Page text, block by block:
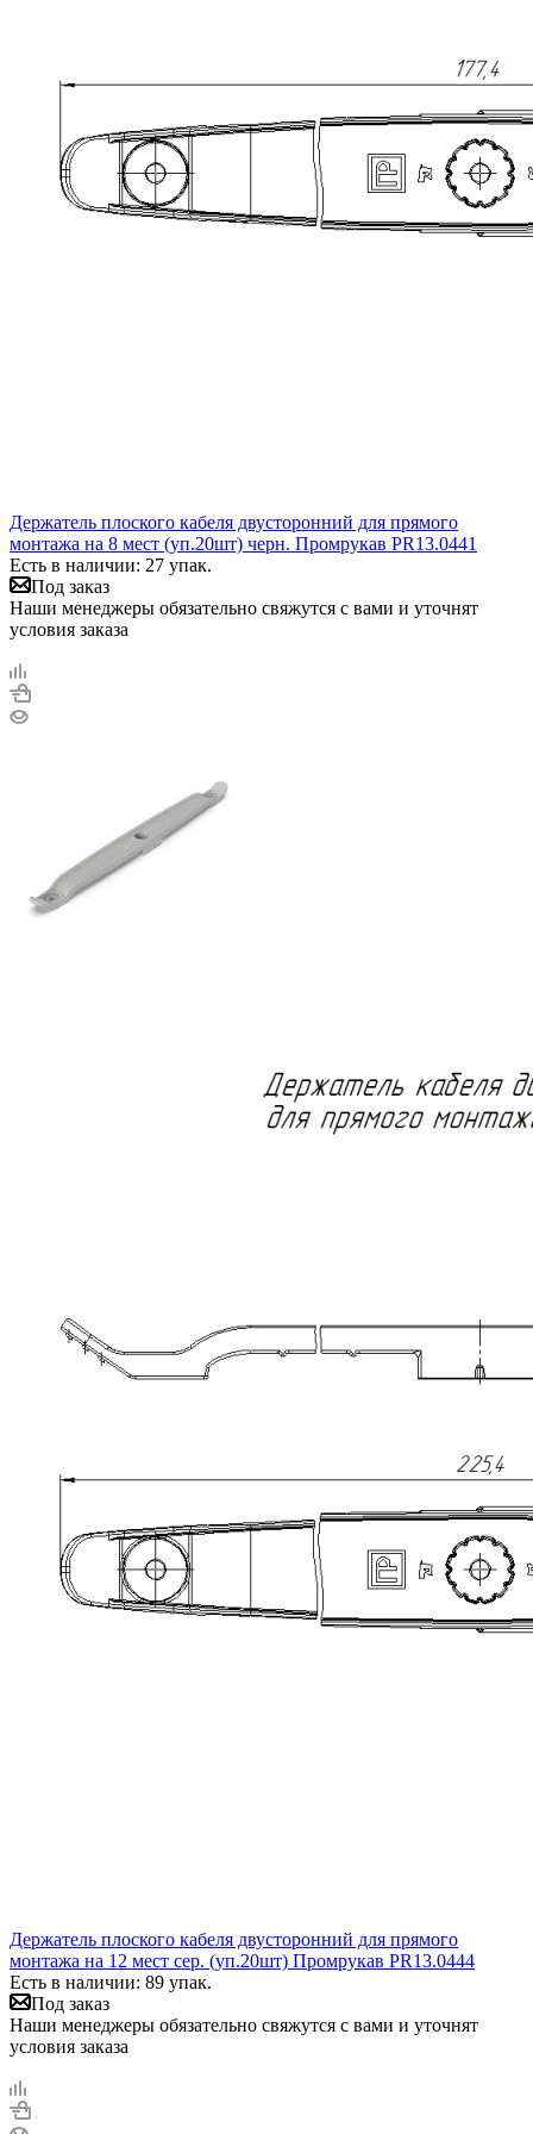
Держатель плоского кабеля двусторонний для прямого
монтажа на 8 мест (уп.20шт) черн. Промрукав PR13.0441
Есть в наличии: 27 упак.
Под заказ
Наши менеджеры обязательно свяжутся с вами и уточнят
условия заказа
Держатель плоского кабеля двусторонний для прямого
монтажа на 12 мест сер. (уп.20шт) Промрукав PR13.0444
Есть в наличии: 89 упак.
Под заказ
Наши менеджеры обязательно свяжутся с вами и уточнят
условия заказа